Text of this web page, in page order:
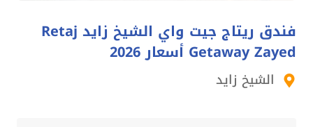
فندق ريتاج جيت واي الشيخ زايد Retaj
Getaway Zayed أسعار 2026
الشيخ زايد